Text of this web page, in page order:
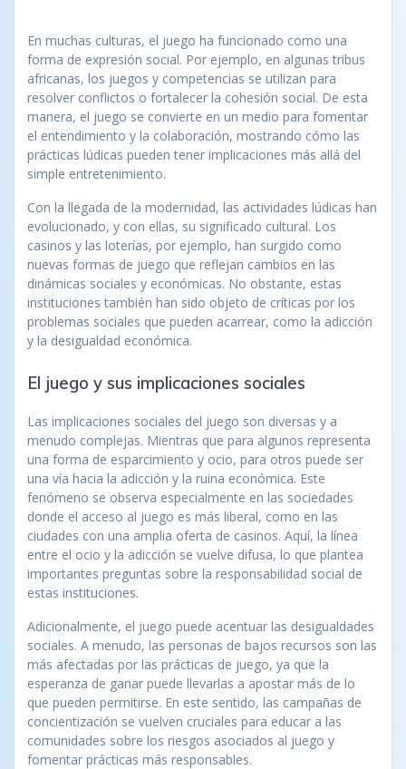
En muchas culturas, el juego ha funcionado como una
forma de expresión social. Por ejemplo, en algunas tribus
africanas, los juegos y competencias se utilizan para
resolver conflictos o fortalecer la cohesión social. De esta
manera, el juego se convierte en un medio para fomentar
el entendimiento y la colaboración, mostrando cómo las
prácticas lúdicas pueden tener implicaciones más allá del
simple entretenimiento.
Con la llegada de la modernidad, las actividades lúdicas han
evolucionado, y con ellas, su significado cultural. Los
casinos y las loterías, por ejemplo, han surgido como
nuevas formas de juego que reflejan cambios en las
dinámicas sociales y económicas. No obstante, estas
instituciones también han sido objeto de críticas por los
problemas sociales que pueden acarrear, como la adicción
y la desigualdad económica.
El juego y sus implicaciones sociales
Las implicaciones sociales del juego son diversas y a
menudo complejas. Mientras que para algunos representa
una forma de esparcimiento y ocio, para otros puede ser
una vía hacia la adicción y la ruina económica. Este
fenómeno se observa especialmente en las sociedades
donde el acceso al juego es más liberal, como en las
ciudades con una amplia oferta de casinos. Aquí, la línea
entre el ocio y la adicción se vuelve difusa, lo que plantea
importantes preguntas sobre la responsabilidad social de
estas instituciones.
Adicionalmente, el juego puede acentuar las desigualdades
sociales. A menudo, las personas de bajos recursos son las
más afectadas por las prácticas de juego, ya que la
esperanza de ganar puede llevarlas a apostar más de lo
que pueden permitirse. En este sentido, las campañas de
concientización se vuelven cruciales para educar a las
comunidades sobre los riesgos asociados al juego y
fomentar prácticas más responsables.